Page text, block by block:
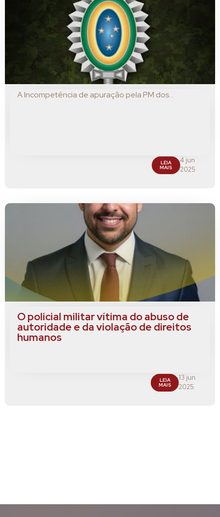
A Incompetência de apuração pela PM dos...
LEIA
MAIS
4 jun
2025
O policial militar vítima do abuso de
autoridade e da violação de direitos
humanos
LEIA
MAIS
13 jun
2025